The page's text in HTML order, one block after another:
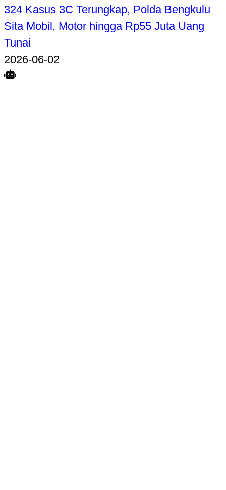
324 Kasus 3C Terungkap, Polda Bengkulu
Sita Mobil, Motor hingga Rp55 Juta Uang
Tunai
2026-06-02